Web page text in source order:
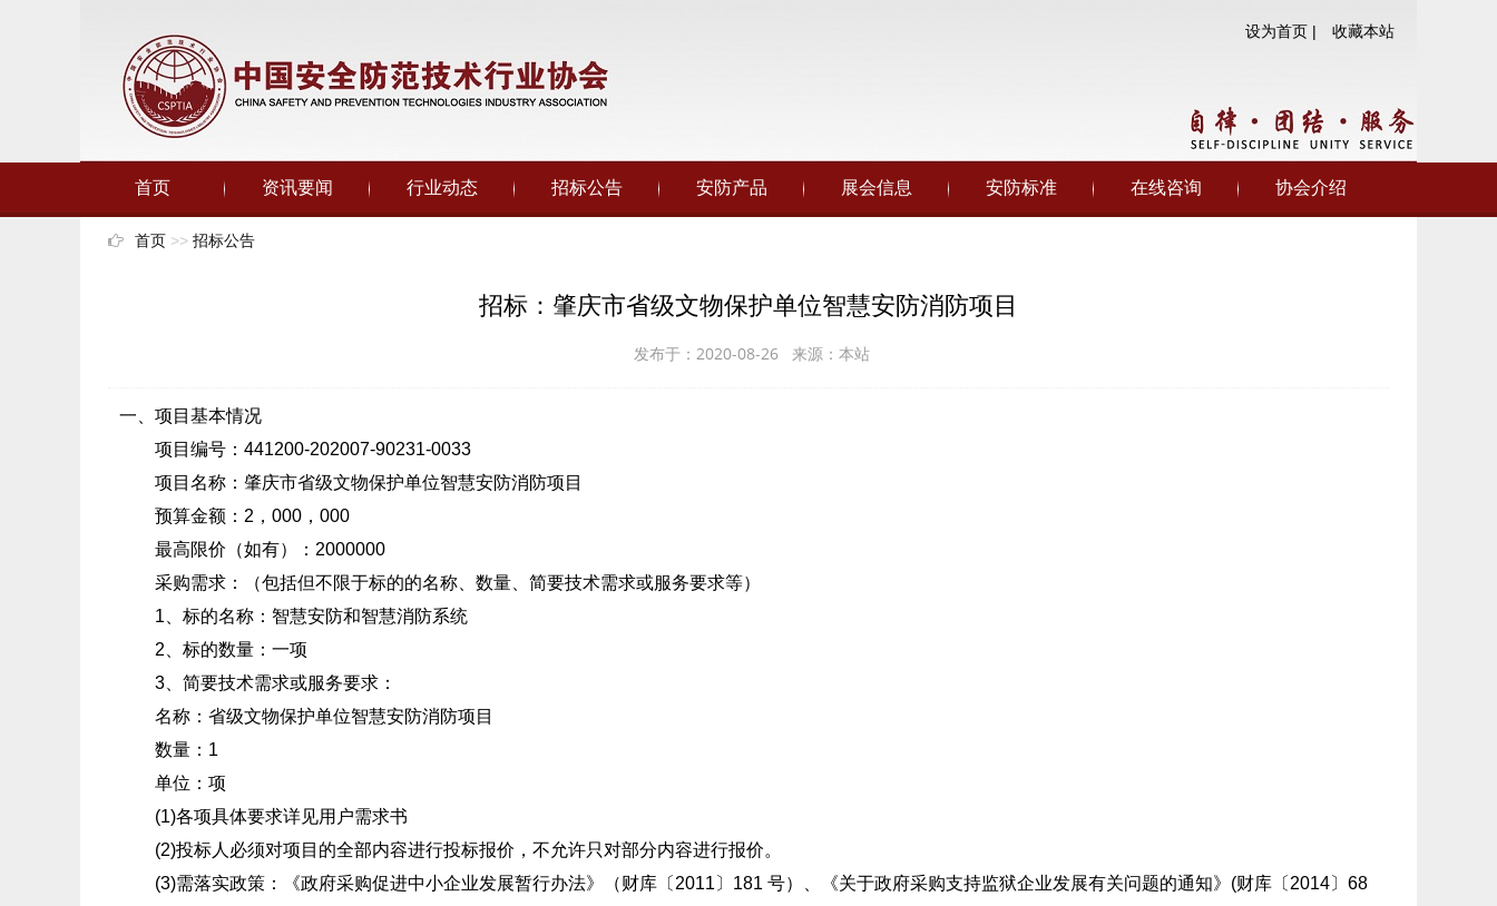
设为首页 | 收藏本站
首页 资讯要闻 行业动态 招标公告 安防产品 展会信息 安防标准 在线咨询 协会介绍
首页 >> 招标公告
招标：肇庆市省级文物保护单位智慧安防消防项目
发布于：2020-08-26 来源：本站
一、项目基本情况
项目编号：441200-202007-90231-0033
项目名称：肇庆市省级文物保护单位智慧安防消防项目
预算金额：2，000，000
最高限价（如有）：2000000
采购需求：（包括但不限于标的的名称、数量、简要技术需求或服务要求等）
1、标的名称：智慧安防和智慧消防系统
2、标的数量：一项
3、简要技术需求或服务要求：
名称：省级文物保护单位智慧安防消防项目
数量：1
单位：项
(1)各项具体要求详见用户需求书
(2)投标人必须对项目的全部内容进行投标报价，不允许只对部分内容进行报价。
(3)需落实政策：《政府采购促进中小企业发展暂行办法》（财库〔2011〕181 号）、《关于政府采购支持监狱企业发展有关问题的通知》(财库〔2014〕68